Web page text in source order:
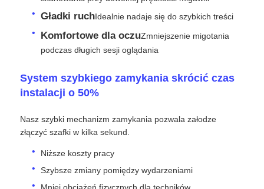
Wycieczka po fabryce
Kontrola jakości
Sprawy
Gładki ruchIdealnie nadaje się do szybkich treści
Komfortowe dla oczuZmniejszenie migotania
podczas długich sesji oglądania
System szybkiego zamykania skrócić czas
instalacji o 50%
Nasz szybki mechanizm zamykania pozwala załodze
złączyć szafki w kilka sekund.
Niższe koszty pracy
Szybsze zmiany pomiędzy wydarzeniami